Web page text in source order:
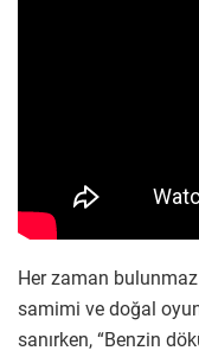
Her zaman
samimi ve doğal
sanırken, “Benzin